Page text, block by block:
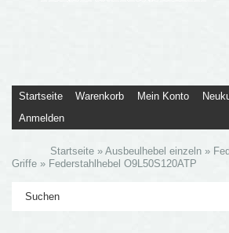
Startseite Warenkorb Mein Konto
Anmelden
Startseite »Ausbeulhebel einzeln »
Griffe » Federstahlhebel O9L50S120ATP